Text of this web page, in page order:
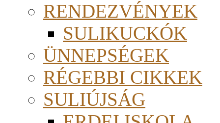
RENDEZVÉNYEK
SULIKUCKÓK
ÜNNEPSÉGEK
RÉGEBBI CIKKEK
SULIÚJSÁG